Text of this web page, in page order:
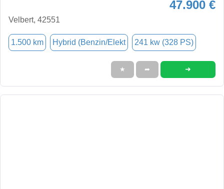
47.900 €
Velbert, 42551
1.500 km Hybrid (Benzin/Elekt 241 kw (328 PS)
★ ➦ ➜